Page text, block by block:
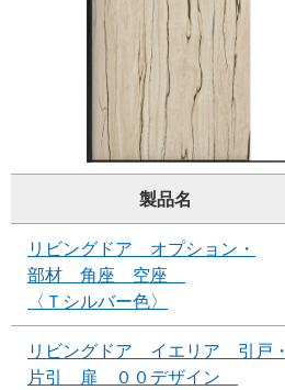
製品名
リビングドア オプション・
部材 角座 空座
〈Ｔシルバー色〉
リビングドア イエリア 引戸・
片引 扉 ００デザイン